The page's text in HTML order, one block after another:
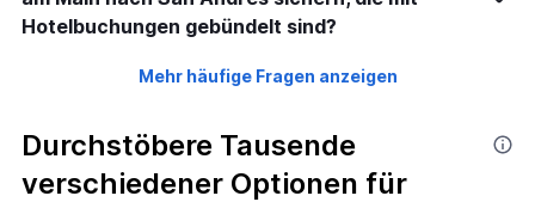
Hotelbuchungen gebündelt sind?
Mehr häufige Fragen anzeigen
Durchstöbere Tausende
verschiedener Optionen für